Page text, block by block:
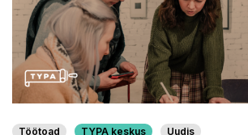
Töötoad TYPA keskus Uudis